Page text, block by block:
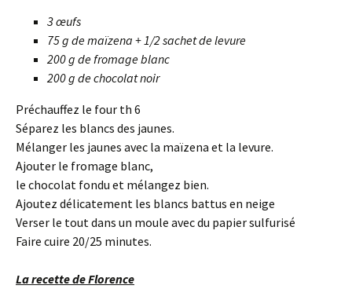
3 œufs
75 g de maïzena + 1/2 sachet de levure
200 g de fromage blanc
200 g de chocolat noir
Préchauffez le four th 6
Séparez les blancs des jaunes.
Mélanger les jaunes avec la maïzena et la levure.
Ajouter le fromage blanc,
le chocolat fondu et mélangez bien.
Ajoutez délicatement les blancs battus en neige
Verser le tout dans un moule avec du papier sulfurisé
Faire cuire 20/25 minutes.
La recette de Florence